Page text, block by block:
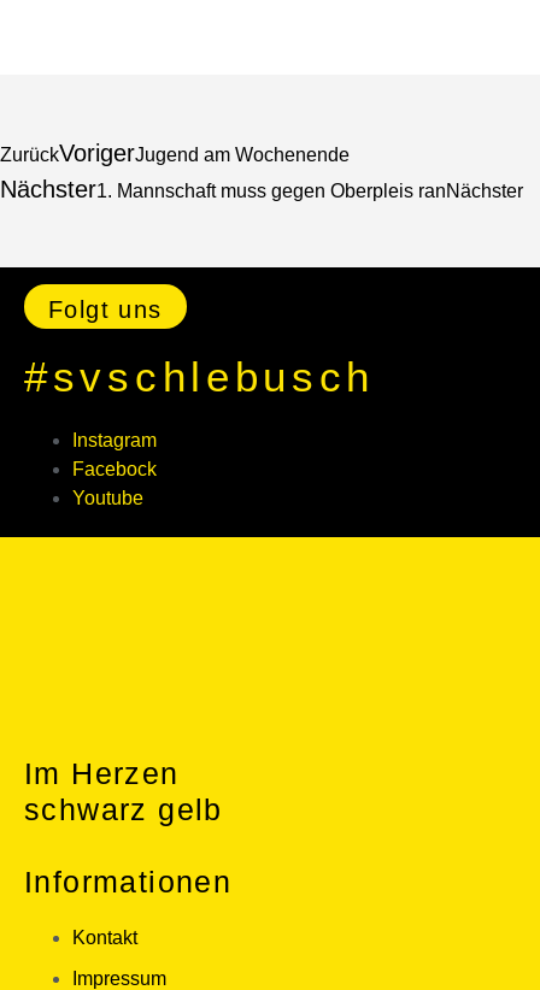
ZurückVorigerJugend am Wochenende
Nächster1. Mannschaft muss gegen Oberpleis ranNächster
Folgt uns
#svschlebusch
Instagram
Facebock
Youtube
Im Herzen
schwarz gelb
Informationen
Kontakt
Impressum